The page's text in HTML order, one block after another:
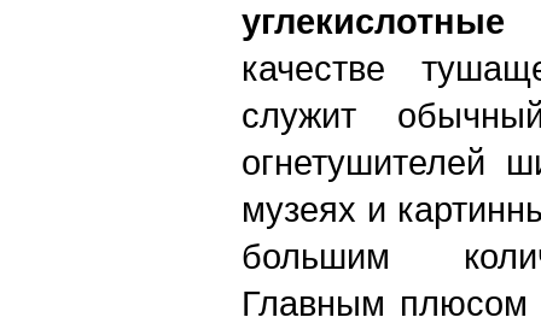
качестве
служит
огнетушителей
музеях и
большим
Главным плюсом